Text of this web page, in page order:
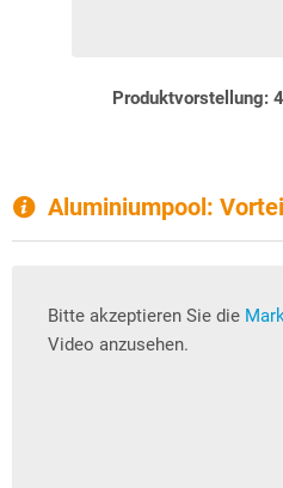
Produktvorstellung:
Aluminiumpool:
Bitte akzeptieren Sie die
Video anzusehen.